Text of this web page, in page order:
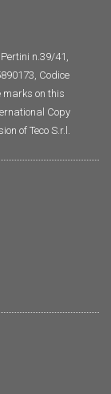
n.39/41,
Codice
marks on this
Copy
of Teco S.r.l.